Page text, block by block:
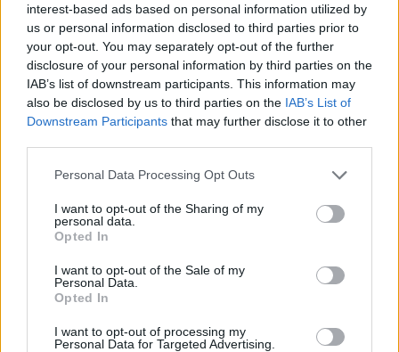
interest-based ads based on personal information utilized by
us or personal information disclosed to third parties prior to
your opt-out. You may separately opt-out of the further
disclosure of your personal information by third parties on the
IAB’s list of downstream participants. This information may
also be disclosed by us to third parties on the IAB’s List of
Downstream Participants that may further disclose it to other
Personal Data Processing Opt Outs
I want to opt-out of the Sharing of my
personal data.
Opted In
I want to opt-out of the Sale of my
Personal Data.
Opted In
I want to opt-out of processing my
Personal Data for Targeted Advertising.
7
Subaru Impreza WRX STi (2003)
Mikael_S
9 726 visningar9 kommentarer
35
4 maj 18
Static
107
18 nov. 08
20